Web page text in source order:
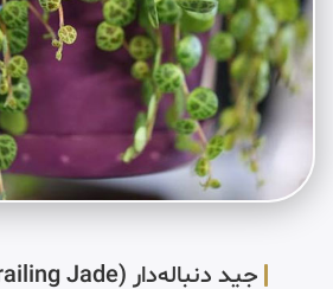
جید دنباله‌دار (Trailing Jade)